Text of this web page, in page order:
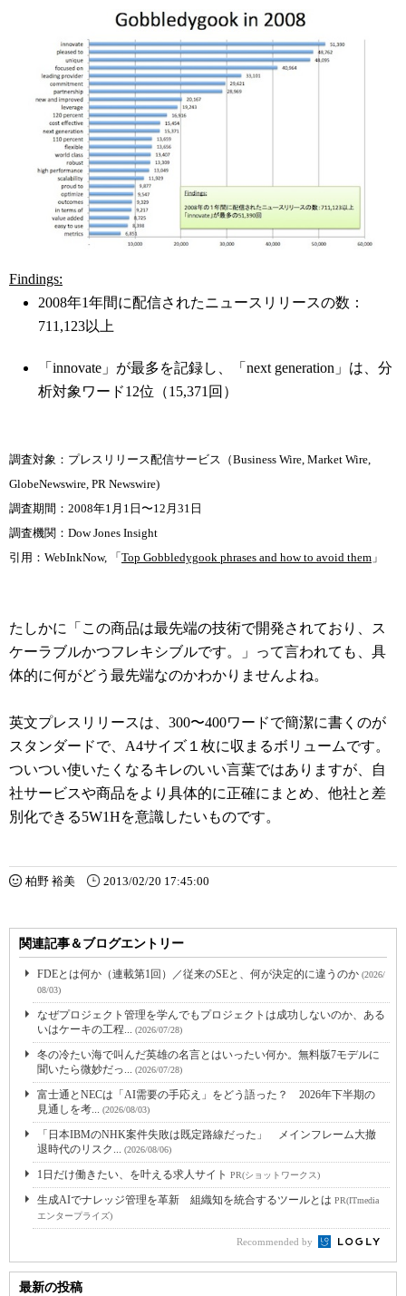
Findings:
2008年1年間に配信されたニュースリリースの数：
711,123以上
「innovate」が最多を記録し、「next generation」は、分
析対象ワード12位（15,371回）
調査対象：プレスリリース配信サービス（Business Wire, Market Wire,
GlobeNewswire, PR Newswire)
調査期間：2008年1月1日〜12月31日
調査機関：Dow Jones Insight
引用：WebInkNow, 「 Top Gobbledygook phrases and how to avoid them 」
たしかに「この商品は最先端の技術で開発されており、ス
ケーラブルかつフレキシブルです。」って言われても、具
体的に何がどう最先端なのかわかりませんよね。
英文プレスリリースは、300〜400ワードで簡潔に書くのが
スタンダードで、A4サイズ１枚に収まるボリュームです。
ついつい使いたくなるキレのいい言葉ではありますが、自
社サービスや商品をより具体的に正確にまとめ、他社と差
別化できる5W1Hを意識したいものです。
柏野 裕美 2013/02/20 17:45:00
関連記事＆ブログエントリー
FDEとは何か（連載第1回）／従来のSEと、何が決定的に違うのか (2026/
08/03)
なぜプロジェクト管理を学んでもプロジェクトは成功しないのか、ある
いはケーキの工程...
(2026/07/28)
冬の冷たい海で叫んだ英雄の名言とはいったい何か。無料版7モデルに
聞いたら微妙だっ...
(2026/07/28)
富士通とNECは「AI需要の手応え」をどう語った？ 2026年下半期の
見通しを考...
(2026/08/03)
「日本IBMのNHK案件失敗は既定路線だった」 メインフレーム大撤
退時代のリスク...
(2026/08/06)
1日だけ働きたい、を叶える求人サイト PR(ショットワークス)
生成AIでナレッジ管理を革新 組織知を統合するツールとは PR(ITmedia
エンタープライズ)
Recommended by
最新の投稿